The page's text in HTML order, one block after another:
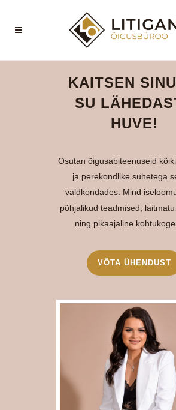
KAITSEN
SU
HUVE!
Osutan õigusabiteenuseid
ja perekondlike suhetega
valdkondades. Mind
põhjalikud teadmised,
ning pikaajaline
VÕTA ÜHENDUST